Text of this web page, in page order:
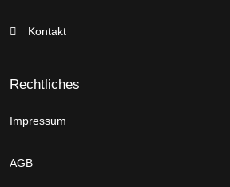
Kontakt
Rechtliches
Impressum
AGB